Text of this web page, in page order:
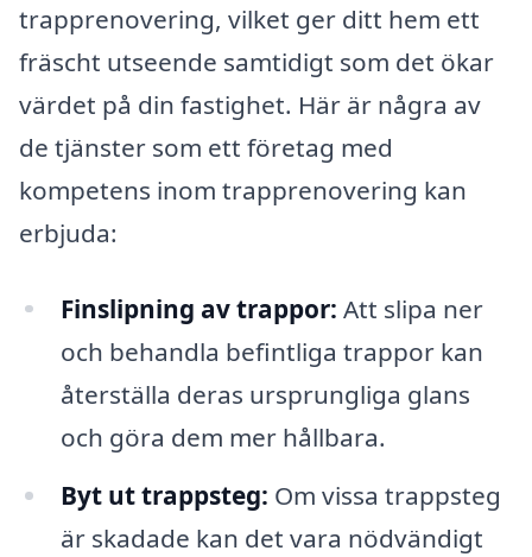
trapprenovering, vilket ger ditt hem ett
fräscht utseende samtidigt som det ökar
värdet på din fastighet. Här är några av
de tjänster som ett företag med
kompetens inom trapprenovering kan
erbjuda:
Finslipning av trappor: Att slipa ner
och behandla befintliga trappor kan
återställa deras ursprungliga glans
och göra dem mer hållbara.
Byt ut trappsteg: Om vissa trappsteg
är skadade kan det vara nödvändigt